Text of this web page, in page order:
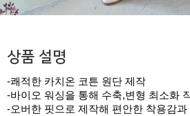
상품 설명
-쾌적한 카치온 코튼 원단 제작
-바이오 워싱을 통해 수축,변형 최소화
-오버한 핏으로 제작해 편안한 착용감과